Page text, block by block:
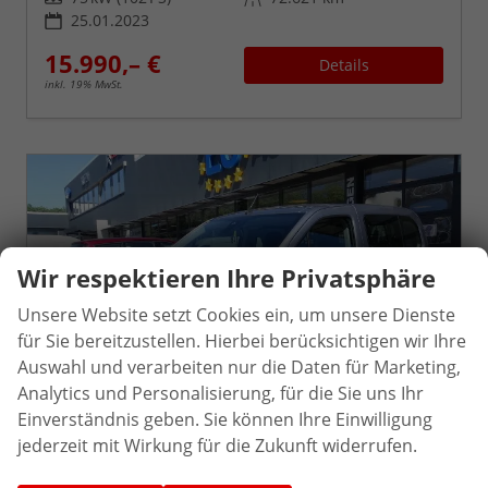
25.01.2023
15.990,– €
inkl. 19% MwSt.
Details
Wir respektieren Ihre Privatsphäre
Unsere Website setzt Cookies ein, um unsere Dienste
für Sie bereitzustellen. Hierbei berücksichtigen wir Ihre
Auswahl und verarbeiten nur die Daten für Marketing,
Analytics und Personalisierung, für die Sie uns Ihr
Einverständnis geben. Sie können Ihre Einwilligung
jederzeit mit Wirkung für die Zukunft widerrufen.